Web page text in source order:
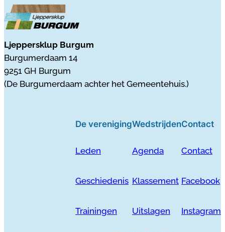
Ljeppersklup Burgum
Burgumerdaam 14
9251 GH Burgum
(De Burgumerdaam achter het Gemeentehuis.)
De vereniging
Leden
Geschiedenis
Trainingen
Wedstrijden
Agenda
Klassement
Uitslagen
Contact
Contact
Facebook
Instagram